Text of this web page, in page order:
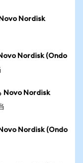
Nordisk
Nordisk (Ondo
Novo Nordisk
Nordisk (Ondo